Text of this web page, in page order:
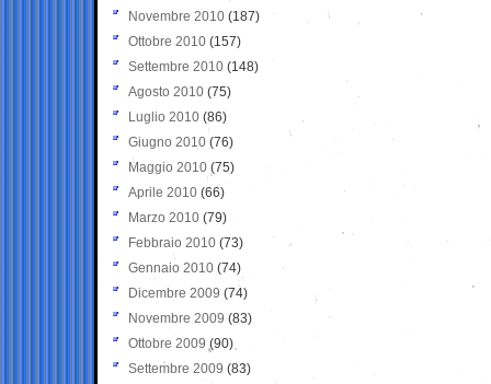
Novembre 2010 (187)
Ottobre 2010 (157)
Settembre 2010 (148)
Agosto 2010 (75)
Luglio 2010 (86)
Giugno 2010 (76)
Maggio 2010 (75)
Aprile 2010 (66)
Marzo 2010 (79)
Febbraio 2010 (73)
Gennaio 2010 (74)
Dicembre 2009 (74)
Novembre 2009 (83)
Ottobre 2009 (90)
Settembre 2009 (83)